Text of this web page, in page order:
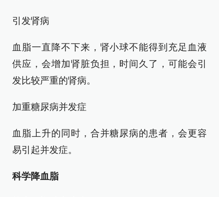
引发肾病
血脂一直降不下来，肾小球不能得到充足血液
供应，会增加肾脏负担，时间久了，可能会引
发比较严重的肾病。
加重糖尿病并发症
血脂上升的同时，合并糖尿病的患者，会更容
易引起并发症。
科学降血脂